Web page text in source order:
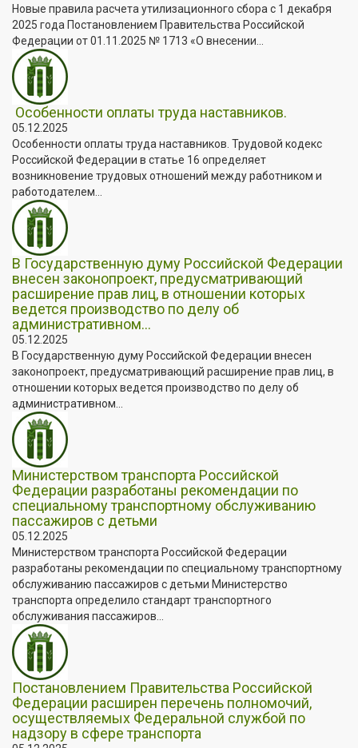
Новые правила расчета утилизационного сбора с 1 декабря
2025 года Постановлением Правительства Российской
Федерации от 01.11.2025 № 1713 «О внесении...
Особенности оплаты труда наставников.
05.12.2025
Особенности оплаты труда наставников. Трудовой кодекс
Российской Федерации в статье 16 определяет
возникновение трудовых отношений между работником и
работодателем...
В Государственную думу Российской Федерации
внесен законопроект, предусматривающий
расширение прав лиц, в отношении которых
ведется производство по делу об
административном...
05.12.2025
В Государственную думу Российской Федерации внесен
законопроект, предусматривающий расширение прав лиц, в
отношении которых ведется производство по делу об
административном...
Министерством транспорта Российской
Федерации разработаны рекомендации по
специальному транспортному обслуживанию
пассажиров с детьми
05.12.2025
Министерством транспорта Российской Федерации
разработаны рекомендации по специальному транспортному
обслуживанию пассажиров с детьми Министерство
транспорта определило стандарт транспортного
обслуживания пассажиров...
Постановлением Правительства Российской
Федерации расширен перечень полномочий,
осуществляемых Федеральной службой по
надзору в сфере транспорта